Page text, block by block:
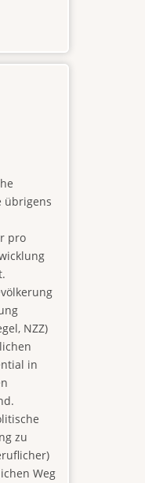
übrigens
pro
NZZ)
in
zu
Weg